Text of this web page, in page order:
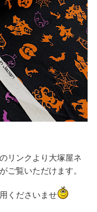
リンクより大塚屋ネ
ご覧いただけます。
くださいませ